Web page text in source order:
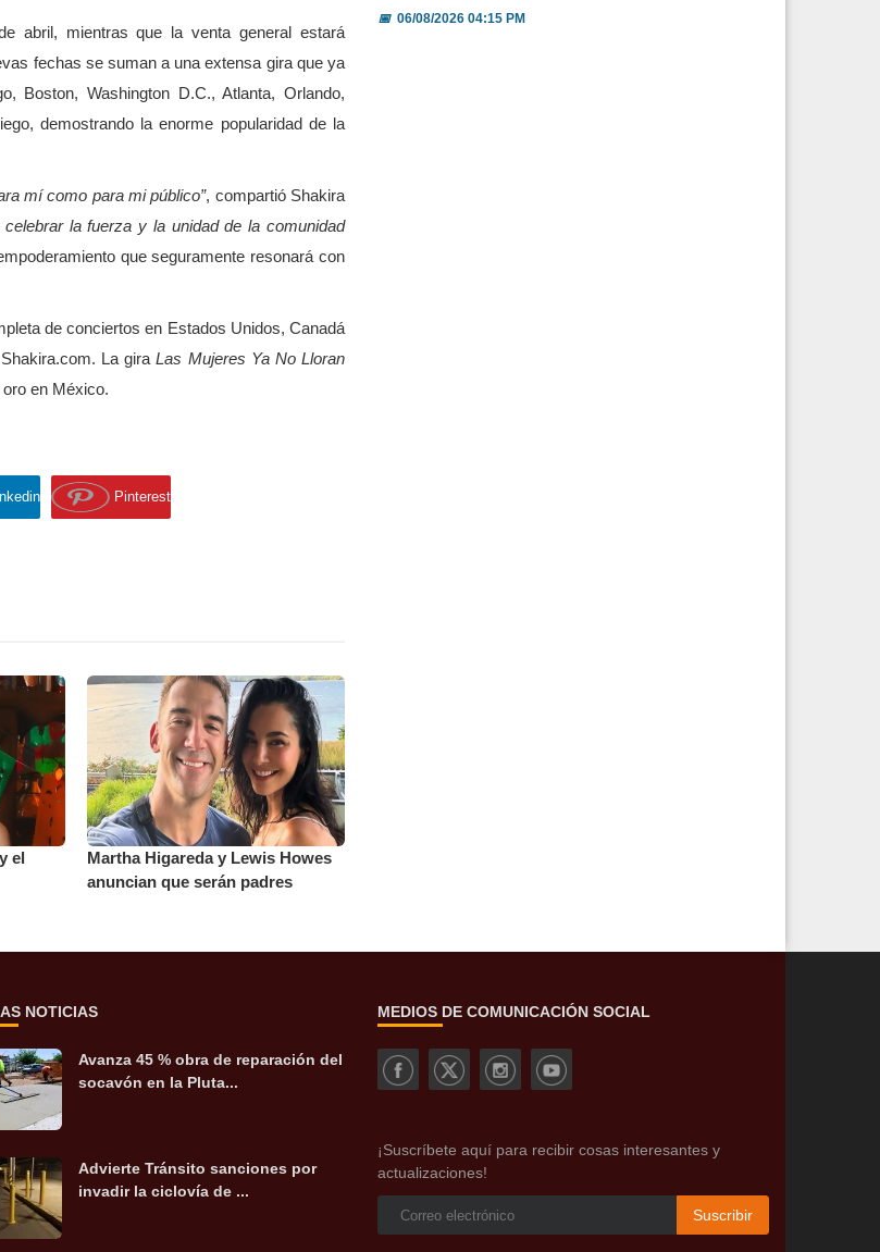
abril, mientras que la venta general estará
fechas se suman a una extensa gira que ya
Boston, Washington D.C., Atlanta, Orlando,
demostrando la enorme popularidad de la
mí como para mi público”, compartió Shakira
celebrar la fuerza y la unidad de la comunidad
que seguramente resonará con
de conciertos en Estados Unidos, Canadá
La giraLas Mujeres Ya No Lloran
en México.
Pinterest
el
Martha Higareda y Lewis Howes
anuncian que serán padres
📅06/08/2026 04:15 PM
NOTICIAS
Avanza 45 % obra de reparación del
socavón en la Pluta...
Advierte Tránsito sanciones por
invadir la ciclovía de ...
MEDIOS DE COMUNICACIÓN SOCIAL
¡Suscríbete aquí para recibir cosas interesantes y
actualizaciones!
Suscribir